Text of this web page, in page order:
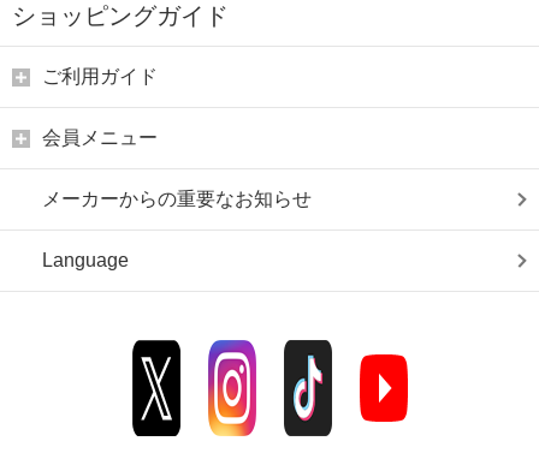
ショッピングガイド
ご利用ガイド
会員メニュー
メーカーからの重要なお知らせ
Language